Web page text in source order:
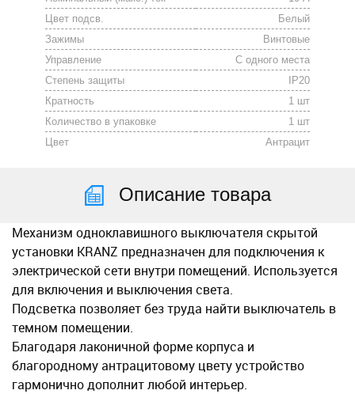
Цвет подсв.
Белый
Зажимы
Винтовые
Управление
С одного места
Степень защиты
IP20
Кратность
1 шт
Количество в упаковке
1 шт
Цвет
Антрацит
Описание товара
Меxанизм одноклавишного выключателя скрытой
установки KRANZ предназначен для подключения к
электрической сети внутри помещений. Используется
для включения и выключения света.
Подсветка позволяет без труда найти выключатель в
темном помещении.
Благодаря лаконичной форме корпуса и
благородному антрацитовому цвету устройство
гармонично дополнит любой интерьер.